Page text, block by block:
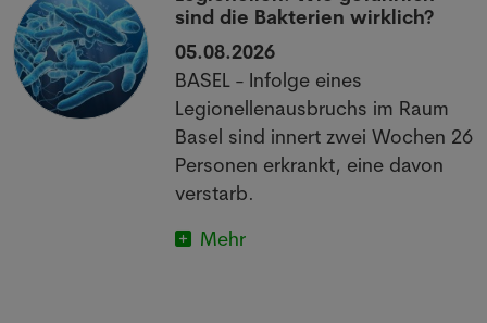
sind die Bakterien wirklich?
05.08.2026
BASEL - Infolge eines
Legionellenausbruchs im Raum
Basel sind innert zwei Wochen 26
Personen erkrankt, eine davon
verstarb.
Mehr